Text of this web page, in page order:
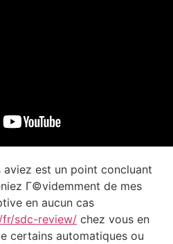
aviez est un point concluant
Г©videmment de mes
en aucun cas
sdc-review/ chez vous en
certains automatiques ou